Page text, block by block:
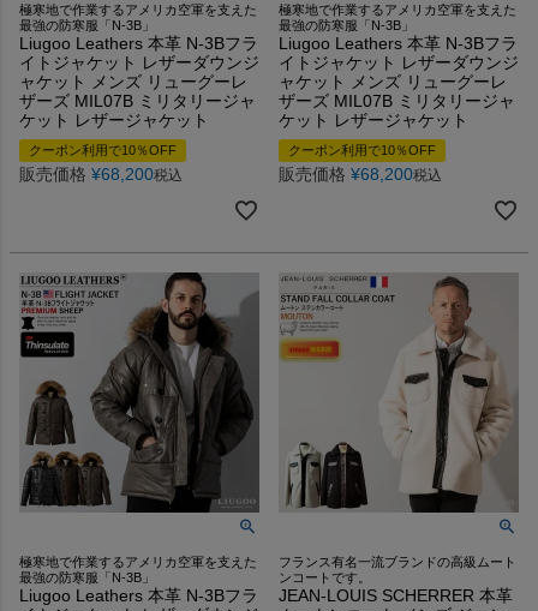
極寒地で作業するアメリカ空軍を支えた
最強の防寒服「N-3B」
Liugoo Leathers 本革 N-3Bフラ
イトジャケット レザーダウンジ
ャケット メンズ リューグーレ
ザーズ MIL07B ミリタリージャ
ケット レザージャケット
クーポン利用で10％OFF
販売価格 ¥68,200税込
極寒地で作業するアメリカ空軍を支えた
最強の防寒服「N-3B」
Liugoo Leathers 本革 N-3Bフラ
イトジャケット レザーダウンジ
ャケット メンズ リューグーレ
ザーズ MIL07B ミリタリージャ
ケット レザージャケット
クーポン利用で10％OFF
販売価格 ¥68,200税込
極寒地で作業するアメリカ空軍を支えた
最強の防寒服「N-3B」
Liugoo Leathers 本革 N-3Bフラ
フランス有名一流ブランドの高級ムート
ンコートです。
JEAN-LOUIS SCHERRER 本革